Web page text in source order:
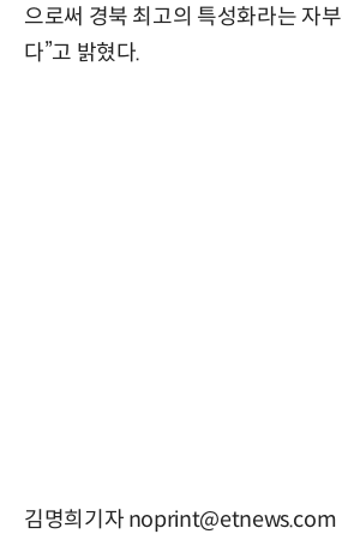
으로써 경북 최고의 특성화라는 자
다”고 밝혔다.
김명희기자 noprint@etnews.com